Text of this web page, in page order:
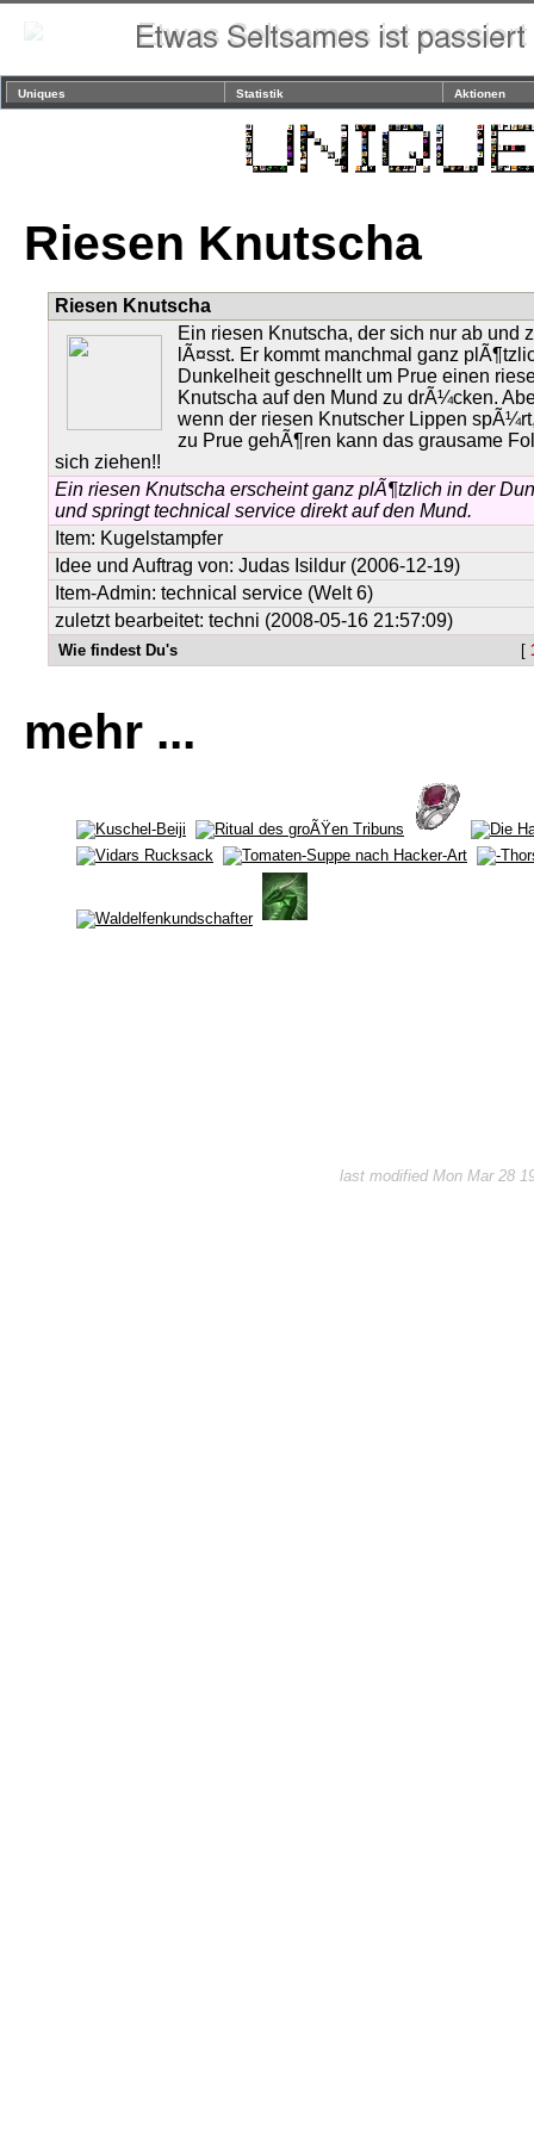
Uniques Statistik Aktionen
Riesen Knutscha
Riesen Knutscha
Ein riesen Knutscha, der sich nur ab und
lÃ¤sst. Er kommt manchmal ganz
Dunkelheit geschnellt um Prue einen
Knutscha auf den Mund zu drÃ¼cken.
wenn der riesen Knutscher Lippen
zu Prue gehÃ¶ren kann das grausame
sich ziehen!!
Ein riesen Knutscha erscheint ganz plÃ¶tzlich in der
und springt technical service direkt auf den Mund.
Item: Kugelstampfer
Idee und Auftrag von: Judas Isildur (2006-12-19)
Item-Admin: technical service (Welt 6)
zuletzt bearbeitet: techni (2008-05-16 21:57:09)
Wie findest Du's [
mehr ...
last modified Mon Mar 28